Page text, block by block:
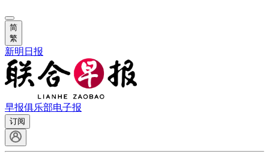
简
繁
新明日报
早报俱乐部电子报
订阅